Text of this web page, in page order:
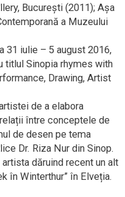
București (2011); Așa
a Muzeului
31 iulie – 5 august 2016,
titlul Sinopia rhymes with
Drawing, Artist
de a elabora
între conceptele de
de desen pe tema
Dr. Riza Nur din Sinop.
dăruind recent un alt
în Winterthur” în Elveția.